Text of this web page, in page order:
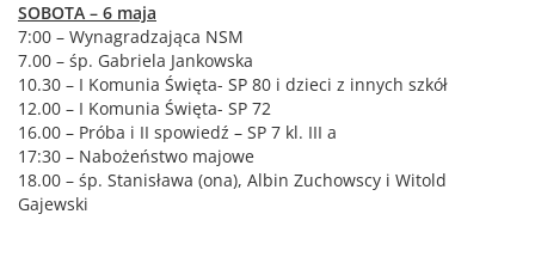
SOBOTA – 6 maja
7:00 – Wynagradzająca NSM
7.00 – śp. Gabriela Jankowska
10.30 – I Komunia Święta- SP 80 i dzieci z innych szkół
12.00 – I Komunia Święta- SP 72
16.00 – Próba i II spowiedź – SP 7 kl. III a
17:30 – Nabożeństwo majowe
18.00 – śp. Stanisława (ona), Albin Zuchowscy i Witold
Gajewski